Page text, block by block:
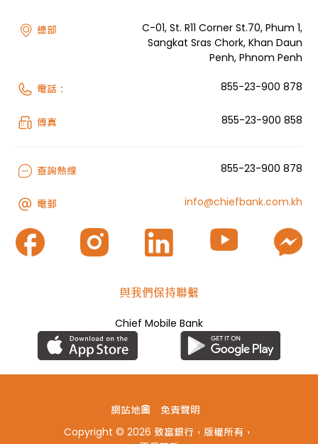
總部
C-01, St. R11 Corner St.70, Phum 1,
Sangkat Sras Chork, Khan Daun
Penh, Phnom Penh
電話： 855-23-900 878
傅真 855-23-900 858
查詢熱線 855-23-900 878
電郵 info@chiefbank.com.kh
與我們保持聯繫
Chief Mobile Bank
網站地圖
免責聲明
Copyright © 2026 致富銀行，版權所有，